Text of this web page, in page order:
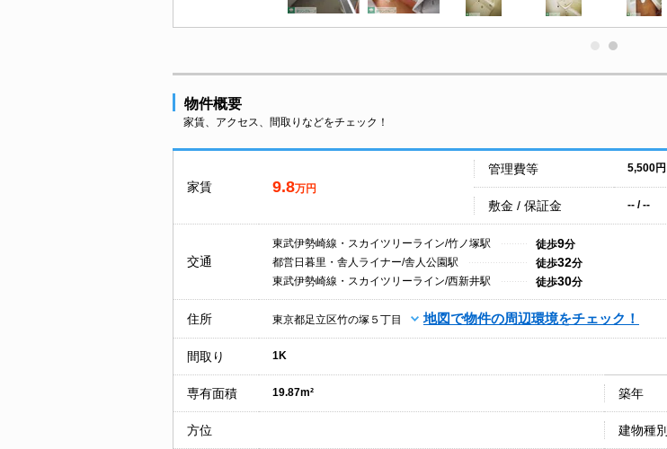
物件概要
家賃、アクセス、間取りなどをチェック！
家賃 9.8万円
管理費等 5,500円
敷金 / 保証金 -- / --
交通
東武伊勢崎線・スカイツリーライン/竹ノ塚駅 徒歩9分
都営日暮里・舎人ライナー/舎人公園駅
徒歩32分
東武伊勢崎線・スカイツリーライン/西新井駅
徒歩30分
住所 東京都足立区竹の塚５丁目 地図で物件の周辺環境をチェック！
間取り 1K
専有面積 19.87m² 築年
方位 建物種別